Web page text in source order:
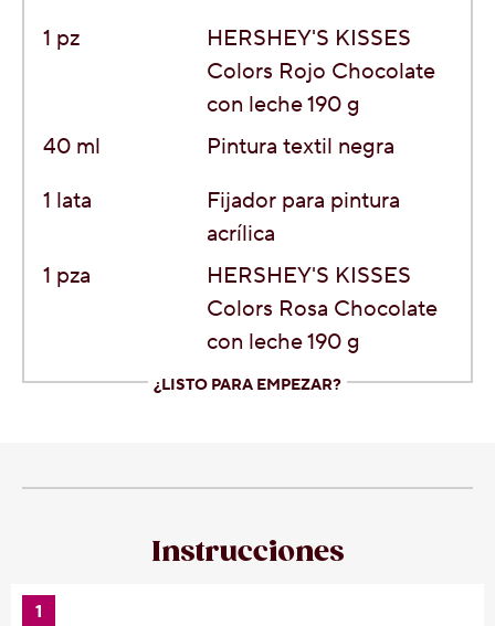
1 pz
HERSHEY'S KISSES
Colors Rojo Chocolate
con leche 190 g
40 ml
Pintura textil negra
1 lata
Fijador para pintura
acrílica
1 pza
HERSHEY'S KISSES
Colors Rosa Chocolate
con leche 190 g
¿LISTO PARA EMPEZAR?
Instrucciones
1